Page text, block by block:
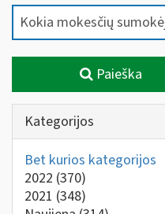
Paieška
Kategorijos
Bet kurios kategorijos
2022 (370)
2021 (348)